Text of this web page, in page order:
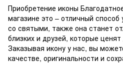
Приобретение иконы
магазине это – отличный способ
со святыми, также она станет
близких и друзей, которые
Заказывая икону у нас, вы
качестве, оригинальности и